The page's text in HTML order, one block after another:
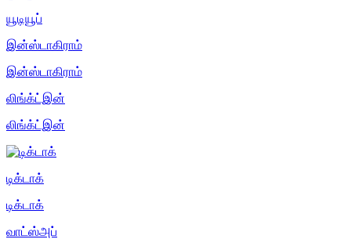
யூடியூப்
இன்ஸ்டாகிராம்
இன்ஸ்டாகிராம்
லிங்க்ட்இன்
லிங்க்ட்இன்
டிக்டாக்
டிக்டாக்
வாட்ஸ்அப்